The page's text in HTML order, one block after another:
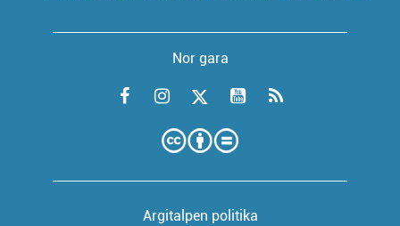
Nor gara
Argitalpen politika